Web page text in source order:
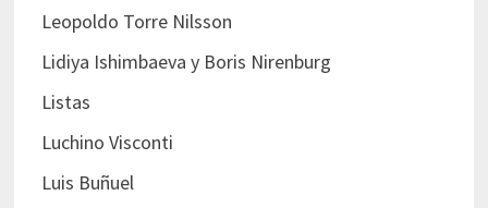
Leopoldo Torre Nilsson
Lidiya Ishimbaeva y Boris Nirenburg
Listas
Luchino Visconti
Luis Buñuel